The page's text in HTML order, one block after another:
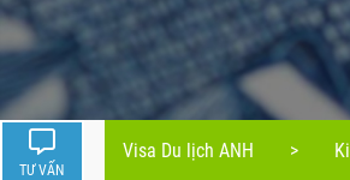
Visa Du lịch ANH >
TƯ VẤN